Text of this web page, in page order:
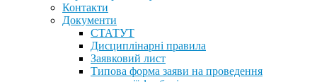
Контакти
Документи
СТАТУТ
Дисциплінарні правила
Заявковий лист
Типова форма заяви на проведення